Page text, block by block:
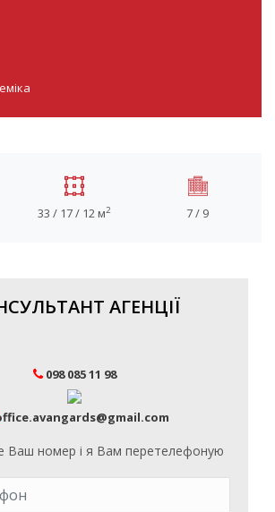
33 / 17 / 12 м2 7 / 9
АГЕНЦІЇ
098 085 11 98
Ваш номер і я Вам перетелефоную